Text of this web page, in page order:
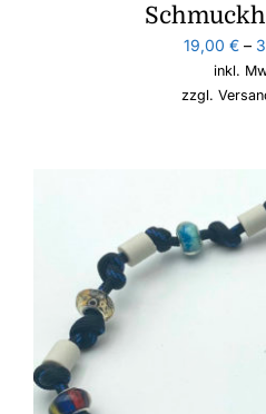
19,00 € –
inkl.
zzgl.